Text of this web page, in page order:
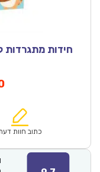
חידות מתגרדות
₪98.00.
המחיר
הוא:
כתוב חוות